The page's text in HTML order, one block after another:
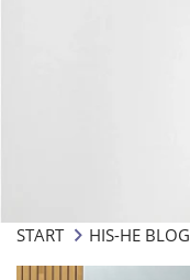
START HIS-HE BLOG